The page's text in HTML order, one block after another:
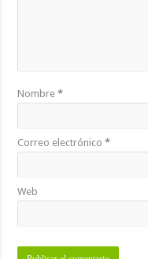
Nombre*
Correo electrónico*
Web